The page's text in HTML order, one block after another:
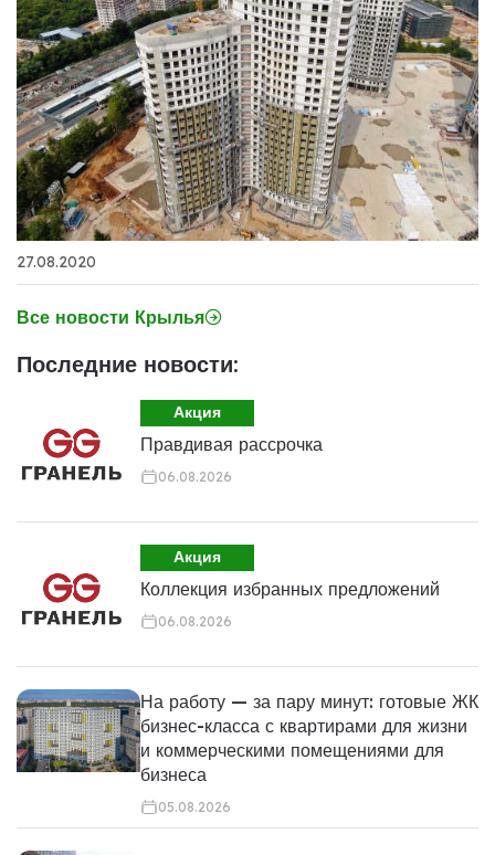
27.08.2020
Все новости Крылья
Последние новости:
Акция
Правдивая рассрочка
06.08.2026
Акция
Коллекция избранных предложений
06.08.2026
На работу — за пару минут: готовые ЖК
бизнес-класса с квартирами для жизни
и коммерческими помещениями для
бизнеса
05.08.2026